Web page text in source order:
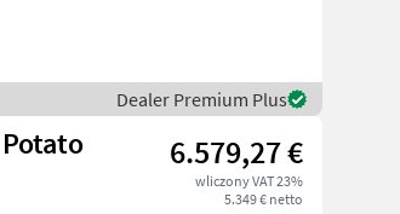
Dealer Premium Plus
6.579,27 €
wliczony VAT 23%
5.349 € netto